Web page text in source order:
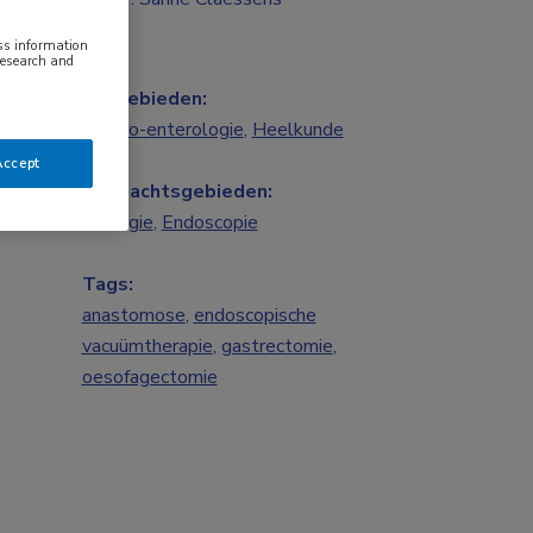
Vakgebieden:
Gastro-enterologie, Heelkunde
Aandachtsgebieden:
Chirurgie, Endoscopie
Tags:
anastomose, endoscopische
vacuümtherapie, gastrectomie,
oesofagectomie
information
and